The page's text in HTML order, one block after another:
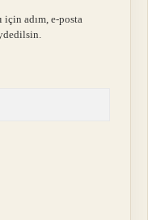
için adım, e-posta